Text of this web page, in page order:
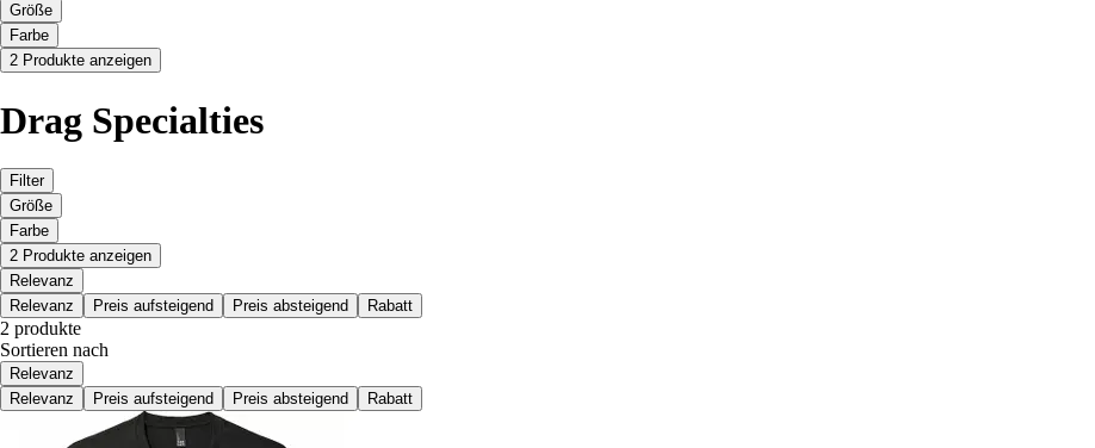
Größe
Farbe
2 Produkte anzeigen
Drag Specialties
Filter
Größe
Farbe
2 Produkte anzeigen
Relevanz
Relevanz
Preis aufsteigend Preis absteigend Rabatt
2 produkte
Sortieren nach
Relevanz
Relevanz
Preis aufsteigend Preis absteigend Rabatt